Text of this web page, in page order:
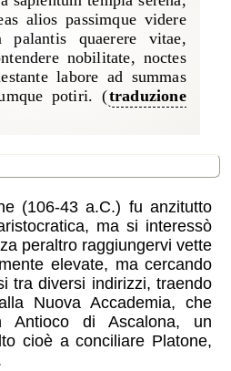
alios passimque videre
palantis quaerere vitae,
nobilitate, noctes
labore ad summas
potiri. (traduzione
(106-43 a.C.) fu anzitutto
ma si interessò
peraltro raggiungervi vette
elevate, ma cercando
tra diversi indirizzi, traendo
Nuova Accademia, che
Antioco di Ascalona, un
cioè a conciliare Platone,